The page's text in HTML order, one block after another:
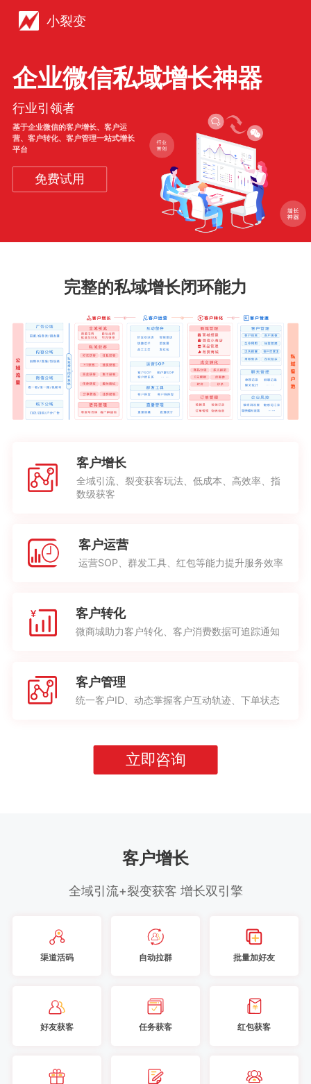
小裂变
企业微信私域增长神器
行业引领者
基于企业微信的客户增长、客户运
营、客户转化、客户管理一站式增长
平台
免费试用
完整的私域增长闭环能力
客户增长
全域引流、裂变获客玩法、低成本、高效率、指
数级获客
客户运营
运营SOP、群发工具、红包等能力提升服务效率
客户转化
微商城助力客户转化、客户消费数据可追踪通知
客户管理
统一客户ID、动态掌握客户互动轨迹、下单状态
立即咨询
客户增长
全域引流+裂变获客 增长双引擎
渠道活码 自动拉群 批量加好友
好友获客 任务获客 红包获客